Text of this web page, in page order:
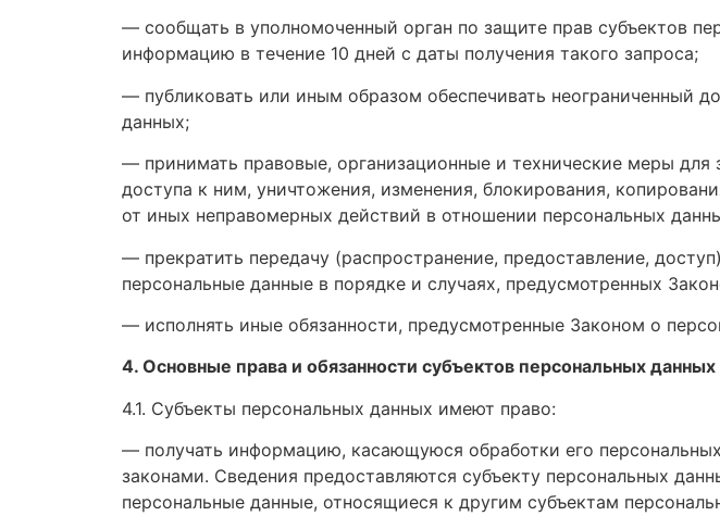
— сообщать в уполномоченный орган по защите прав субъектов
информацию в течение 10 дней с даты получения такого запроса;
— публиковать или иным образом обеспечивать неограниченный
данных;
— принимать правовые, организационные и технические меры
доступа к ним, уничтожения, изменения, блокирования,
от иных неправомерных действий в отношении персональных
— прекратить передачу (распространение, предоставление,
персональные данные в порядке и случаях, предусмотренных
— исполнять иные обязанности, предусмотренные Законом о
4. Основные права и обязанности субъектов персональных данных
4.1. Субъекты персональных данных имеют право:
— получать информацию, касающуюся обработки его
законами. Сведения предоставляются субъекту персональных
персональные данные, относящиеся к другим субъектам